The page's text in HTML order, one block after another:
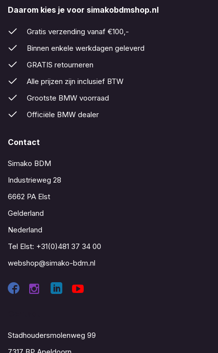
Daarom kies je voor simakobdmshop.nl
Gratis verzending vanaf €100,-
Binnen enkele werkdagen geleverd
GRATIS retourneren
Alle prijzen zijn inclusief BTW
Grootste BMW voorraad
Officiële BMW dealer
Contact
Simako BDM
Industrieweg 28
6662 PA Elst
Gelderland
Nederland
Tel Elst: +31(0)481 37 34 00
webshop@simako-bdm.nl
Stadhoudersmolenweg 99